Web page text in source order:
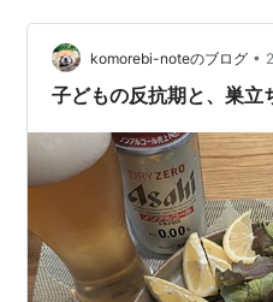
最後までやり遂げた経験が
ちらが誘っても気分が乗ら
る事も苦手。 とにかく、自
komorebi-noteのブログ •
子どもの反抗期と、巣立